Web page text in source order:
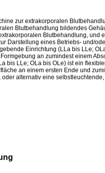
zur extrakorporalen
Blutbehandlung bildendes
Blutbehandlung, und
Darstellung eines Betriebs- und/
Einrichtung (LLa bis LLe;
an zumindest einem
bis LLe; OLa bis OLe) ist ein
an einem ersten Ende und
oder alternativ eine